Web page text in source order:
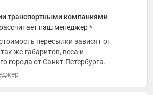
транспортными компаниями
наш менеджер *
пересылки зависят от
же габаритов, веса и
города от Санкт-Петербурга.